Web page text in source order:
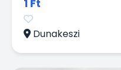
1 Ft
Dunakeszi